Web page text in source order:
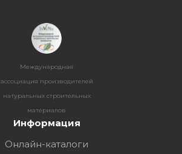
Международная
ассоциация производителей
натуральных строительных
материалов
Информация
Онлайн-каталоги